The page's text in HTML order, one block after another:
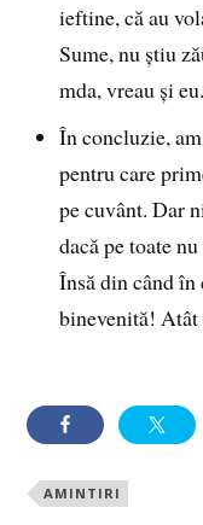
ieftine, că au
Sume, nu ştiu
mda, vreau şi eu.
În concluzie,
pentru care
pe cuvânt. Dar
dacă pe toate
Însă din când în
binevenită! Atât
AMINTIRI